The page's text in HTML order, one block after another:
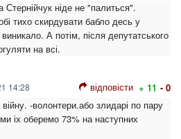
ніде не "палиться".
тихо скирдувати бабло десь у
А потім, після депутатського
на всі.
14:28 відповісти + 11 - 0
-волонтери.або злидарі по пару
іх оберемо 73% на наступних